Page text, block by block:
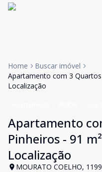
Home
Buscar imóvel
Apartamento com 3
Localização
Apartamento
Pinheiros - 91
Localização
MOURATO COELHO,